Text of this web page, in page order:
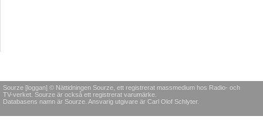
Sourze [loggan] © Nättidningen Sourze, ett registrerat massmedium hos Radio- och
TV-verket. Sourze är också ett registrerat varumärke.
Databasens namn är Sourze. Ansvarig utgivare är Carl Olof Schlyter.